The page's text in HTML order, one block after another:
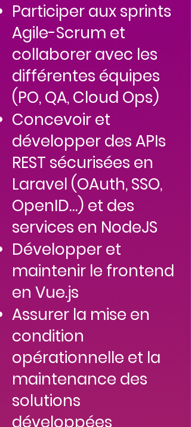
Participer aux sprints
Agile-Scrum et
collaborer avec les
différentes équipes
(PO, QA, Cloud Ops)
Concevoir et
développer des APIs
REST sécurisées en
Laravel (OAuth, SSO,
OpenID…) et des
services en NodeJS
Développer et
maintenir le frontend
en Vue.js
Assurer la mise en
condition
opérationnelle et la
maintenance des
solutions
développées